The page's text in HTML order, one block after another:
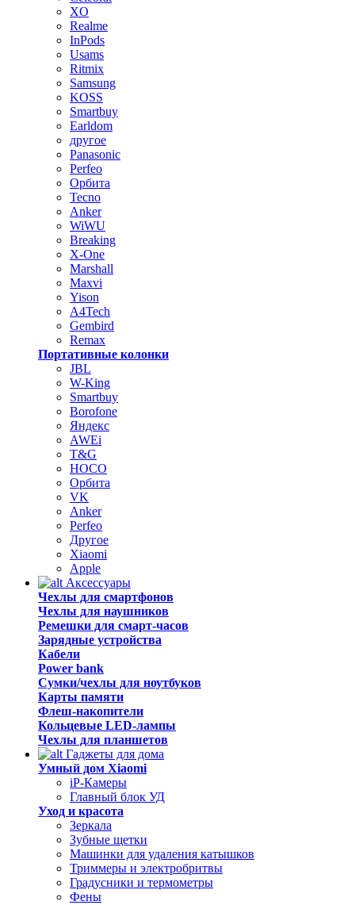
XO
Realme
InPods
Usams
Ritmix
Samsung
KOSS
Smartbuy
Earldom
другое
Panasonic
Perfeo
Орбита
Tecno
Anker
WiWU
Breaking
X-One
Marshall
Maxvi
Yison
A4Tech
Gembird
Remax
Портативные колонки
JBL
W-King
Smartbuy
Borofone
Яндекс
AWEi
T&G
HOCO
Орбита
VK
Anker
Perfeo
Другое
Xiaomi
Apple
Аксессуары
Чехлы для смартфонов
Чехлы для наушников
Ремешки для смарт-часов
Зарядные устройства
Кабели
Power bank
Сумки/чехлы для ноутбуков
Карты памяти
Флеш-накопители
Кольцевые LED-лампы
Чехлы для планшетов
Гаджеты для дома
Умный дом Xiaomi
iP-Камеры
Главный блок УД
Уход и красота
Зеркала
Зубные щетки
Машинки для удаления катышков
Триммеры и электробритвы
Градусники и термометры
Фены